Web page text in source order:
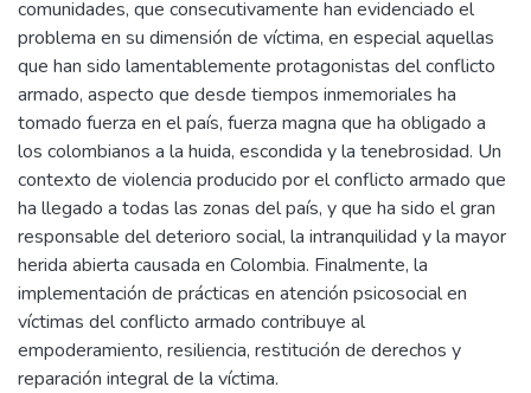
comunidades, que consecutivamente han evidenciado el
problema en su dimensión de víctima, en especial aquellas
que han sido lamentablemente protagonistas del conflicto
armado, aspecto que desde tiempos inmemoriales ha
tomado fuerza en el país, fuerza magna que ha obligado a
los colombianos a la huida, escondida y la tenebrosidad. Un
contexto de violencia producido por el conflicto armado que
ha llegado a todas las zonas del país, y que ha sido el gran
responsable del deterioro social, la intranquilidad y la mayor
herida abierta causada en Colombia. Finalmente, la
implementación de prácticas en atención psicosocial en
víctimas del conflicto armado contribuye al
empoderamiento, resiliencia, restitución de derechos y
reparación integral de la víctima.